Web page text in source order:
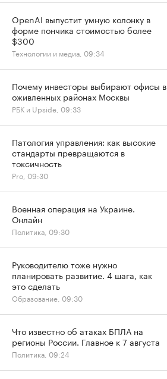
OpenAI выпустит умную колонку в
форме пончика стоимостью более
$300
Технологии и медиа, 09:34
Почему инвесторы выбирают офисы в
оживленных районах Москвы
РБК и Upside, 09:33
Патология управления: как высокие
стандарты превращаются в
токсичность
Pro, 09:30
Военная операция на Украине.
Онлайн
Политика, 09:30
Руководителю тоже нужно
планировать развитие. 4 шага, как
это сделать
Образование, 09:30
Что известно об атаках БПЛА на
регионы России. Главное к 7 августа
Политика, 09:24